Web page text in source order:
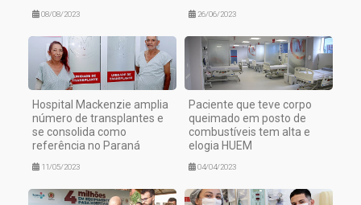
08/08/2023 26/06/2023
Hospital Mackenzie amplia
número de transplantes e
se consolida como
referência no Paraná
11/05/2023
Paciente que teve corpo
queimado em posto de
combustíveis tem alta e
elogia HUEM
04/04/2023